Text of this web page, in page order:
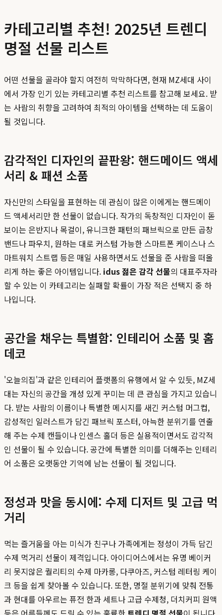
카테고리별 추천! 2025년 트렌디
명절 선물 리스트
어떤 선물을 골라야 할지 여전히 막막하다면, 현재 MZ세대 사이
에서 가장 인기 있는 카테고리별 추천 리스트를 참고해 보세요. 받
는 사람의 취향을 고려하여 최적의 아이템을 선택하는 데 도움이
될 것입니다.
감각적인 디자인의 끝판왕: 핸드메이드 액세
서리 & 패션 소품
자신만의 스타일을 표현하는 데 관심이 많은 이에게는 핸드메이
드 액세서리만 한 선물이 없습니다. 작가의 독창적인 디자인이 돋
보이는 은반지나 목걸이, 유니크한 패턴의 패브릭으로 만든 곱창
밴드나 파우치, 원하는 대로 커스텀 가능한 스마트폰 케이스나 스
마트워치 스트랩 등은 매일 사용하면서도 선물을 준 사람을 떠올
리게 하는 좋은 아이템입니다. idus 젊은 감각 선물의 대표주자라
할 수 있는 이 카테고리는 실패할 확률이 가장 적은 선택지 중 하
나입니다.
공간을 채우는 특별함: 인테리어 소품 및 홈
데코
'오늘의집'과 같은 인테리어 플랫폼의 유행에서 알 수 있듯, MZ세
대는 자신의 공간을 개성 있게 꾸미는 데 큰 관심을 가지고 있습니
다. 받는 사람의 이름이나 특별한 메시지를 새긴 커스텀 머그컵,
감성적인 일러스트가 담긴 패브릭 포스터, 아늑한 분위기를 연출
해 주는 수제 캔들이나 인센스 홀더 등은 실용적이면서도 감각적
인 선물이 될 수 있습니다. 공간에 특별한 의미를 더해주는 인테리
어 소품은 오랫동안 기억에 남는 선물이 될 것입니다.
정성과 맛을 동시에: 수제 디저트 및 고급 먹
거리
먹는 즐거움을 아는 미식가 친구나 가족에게는 정성이 가득 담긴
수제 먹거리 선물이 제격입니다. 아이디어스에서는 유명 베이커
리 못지않은 퀄리티의 수제 마카롱, 다쿠아즈, 커스텀 레터링 케이
크 등을 쉽게 찾아볼 수 있습니다. 또한, 명절 분위기에 맞춰 전통
과 현대를 아우르는 퓨전 한과 세트나 고급 수제청, 더치커피 원액